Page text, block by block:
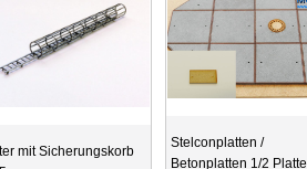
mit Sicherungskorb
Stelconplatten /
Betonplatten 1/2 Platte